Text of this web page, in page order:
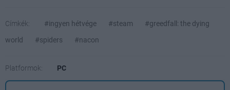
Címkék: #ingyen hétvége #steam
#greedfall: the dying
world
#spiders #nacon
Platformok: PC